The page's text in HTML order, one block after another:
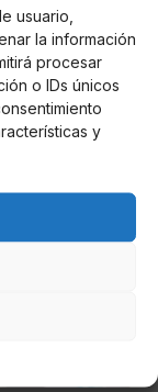
usuario,
la información
procesar
o IDs únicos
y
en jaque
a los